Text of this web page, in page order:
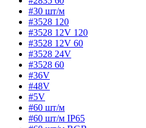
#30 шт/м
#3528 120
#3528 12V 120
#3528 12V 60
#3528 24V
#3528 60
#36V
#48V
#5V
#60 шт/м
#60 шт/м IP65